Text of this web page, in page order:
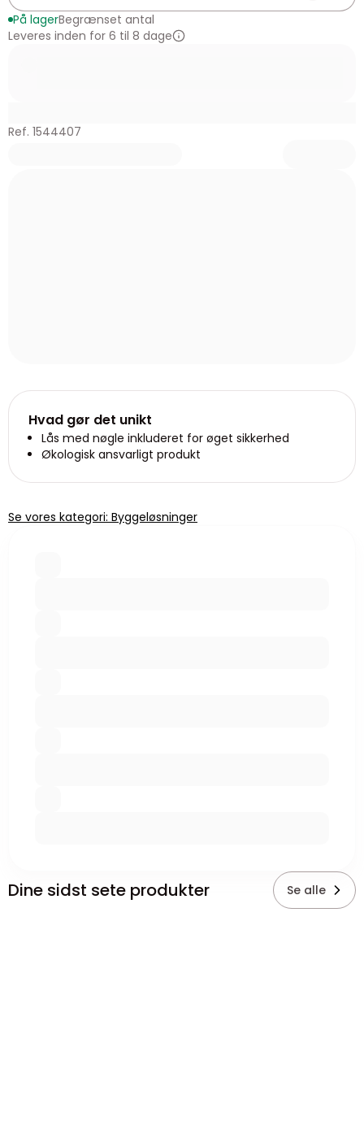
På lagerBegrænset antal
Leveres inden for 6 til 8 dage
Ref. 1544407
Hvad gør det unikt
Lås med nøgle inkluderet for øget sikkerhed
Økologisk ansvarligt produkt
Se vores kategori: Byggeløsninger
Dine sidst sete produkter Se alle